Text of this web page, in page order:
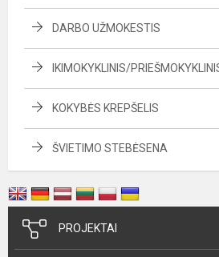
DARBO UŽMOKESTIS
IKIMOKYKLINIS/
KOKYBĖS KREPŠELIS
ŠVIETIMO STEBĖSENA
PROJEKTAI